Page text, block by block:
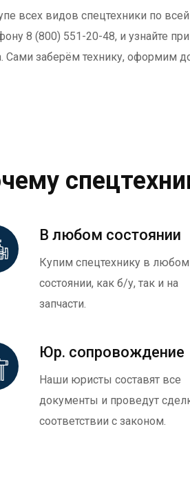
всех видов спецтехники по
8 (800) 551-20-48, и узнайте
Сами заберём технику, оформим
В любом состоянии
Купим спецтехнику в любом
состоянии, как б/у, так и на
запчасти.
Юр. сопровождение
Наши юристы составят все
документы и проведут
соответствии с законом.